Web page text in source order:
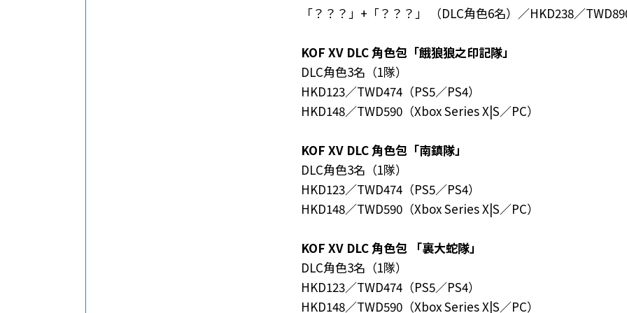
「？？？」+「？？？」 （DLC角色6名）／HKD238／
KOF XV DLC角色包「餓狼狼之印記隊」
DLC角色3名（1隊）
HKD123／TWD474（PS5／PS4）
HKD148／TWD590（Xbox Series X|S／PC）
KOF XV DLC角色包「南鎮隊」
DLC角色3名（1隊）
HKD123／TWD474（PS5／PS4）
HKD148／TWD590（Xbox Series X|S／PC）
KOF XV DLC角色包 「裏大蛇隊」
DLC角色3名（1隊）
HKD123／TWD474（PS5／PS4）
HKD148／TWD590（Xbox Series X|S／PC）